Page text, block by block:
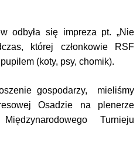
odbyła się impreza pt. „Nie
której członkowie RSF
(koty, psy, chomik).
gospodarzy, mieliśmy
Osadzie na plenerze
Turnieju